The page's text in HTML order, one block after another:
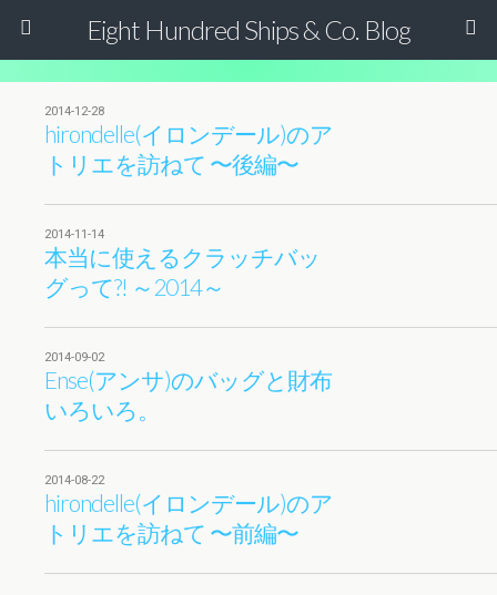
Eight Hundred Ships & Co. Blog
2014-12-28
hirondelle(イロンデール)のア
トリエを訪ねて 〜後編〜
2014-11-14
本当に使えるクラッチバッ
グって?! ～2014～
2014-09-02
Ense(アンサ)のバッグと財布
いろいろ。
2014-08-22
hirondelle(イロンデール)のア
トリエを訪ねて 〜前編〜